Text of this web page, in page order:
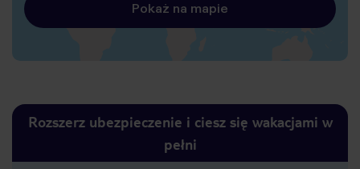
Pokaż na mapie
Rozszerz ubezpieczenie i ciesz się wakacjami w
pełni